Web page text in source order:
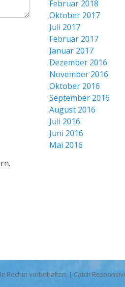
Februar 2018
Oktober 2017
Juli 2017
Februar 2017
Januar 2017
Dezember 2016
November 2016
Oktober 2016
September 2016
August 2016
Juli 2016
Juni 2016
Mai 2016
Rechte vorbehalten. | Catch